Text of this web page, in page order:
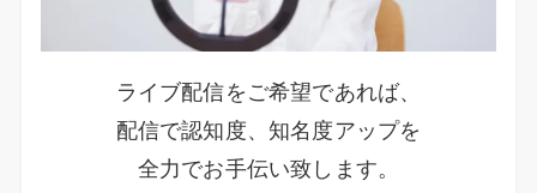
ライブ配信をご希望であれば、
配信で認知度、知名度アップを
全力でお手伝い致します。